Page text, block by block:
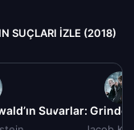
SUÇLARI IZLE (2018)
Suçları izle
Canavarlar: